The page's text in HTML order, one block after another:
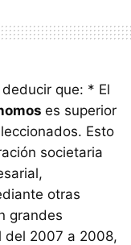
que: * El
es superior
Esto
societaria
otras
grandes
del 2007 a 2008,